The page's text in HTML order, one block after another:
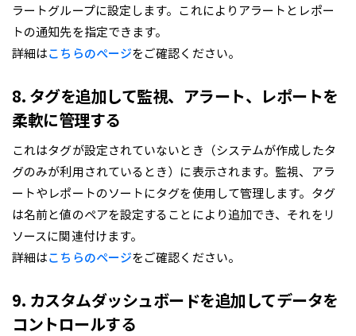
ラートグループに設定します。これによりアラートとレポー
トの通知先を指定できます。
詳細はこちらのぺージをご確認ください。
8. タグを追加して監視、アラート、レポートを
柔軟に管理する
これはタグが設定されていないとき（システムが作成したタ
グのみが利用されているとき）に表示されます。監視、アラ
ートやレポートのソートにタグを使用して管理します。タグ
は名前と値のペアを設定することにより追加でき、それをリ
ソースに関連付けます。
詳細はこちらのページをご確認ください。
9. カスタムダッシュボードを追加してデータを
コントロールする